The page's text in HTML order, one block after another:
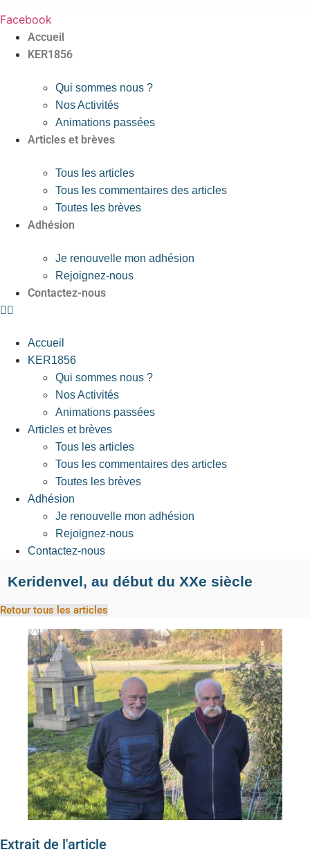
Facebook
Accueil
KER1856
Qui sommes nous ?
Nos Activités
Animations passées
Articles et brèves
Tous les articles
Tous les commentaires des articles
Toutes les brèves
Adhésion
Je renouvelle mon adhésion
Rejoignez-nous
Contactez-nous
Accueil
KER1856
Qui sommes nous ?
Nos Activités
Animations passées
Articles et brèves
Tous les articles
Tous les commentaires des articles
Toutes les brèves
Adhésion
Je renouvelle mon adhésion
Rejoignez-nous
Contactez-nous
Keridenvel, au début du XXe siècle
Retour tous les articles
Extrait de l'article